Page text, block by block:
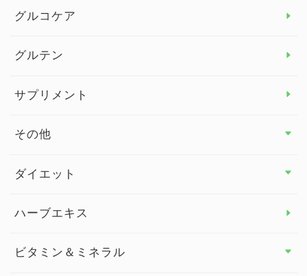
グルコケア
グルテン
サプリメント
その他
その他 トップ
ダイエット
ダイエット トップ
ハーブエキス
ビタミン＆ミネラル